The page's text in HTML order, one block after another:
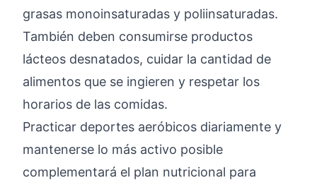
grasas monoinsaturadas y poliinsaturadas.
También deben consumirse productos
lácteos desnatados, cuidar la cantidad de
alimentos que se ingieren y respetar los
horarios de las comidas.
Practicar deportes aeróbicos diariamente y
mantenerse lo más activo posible
complementará el plan nutricional para